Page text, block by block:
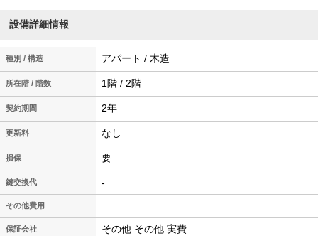
設備詳細情報
種別 / 構造 アパート / 木造
所在階 / 階数 1階 / 2階
契約期間 2年
更新料 なし
損保 要
鍵交換代 -
その他費用
保証会社 その他 その他 実費